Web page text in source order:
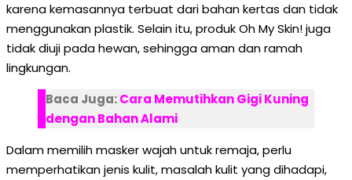
karena kemasannya terbuat dari bahan kertas dan tidak
menggunakan plastik. Selain itu, produk Oh My Skin! juga
tidak diuji pada hewan, sehingga aman dan ramah
lingkungan.
Baca Juga:Cara Memutihkan Gigi Kuning
dengan Bahan Alami
Dalam memilih masker wajah untuk remaja, perlu
memperhatikan jenis kulit, masalah kulit yang dihadapi,